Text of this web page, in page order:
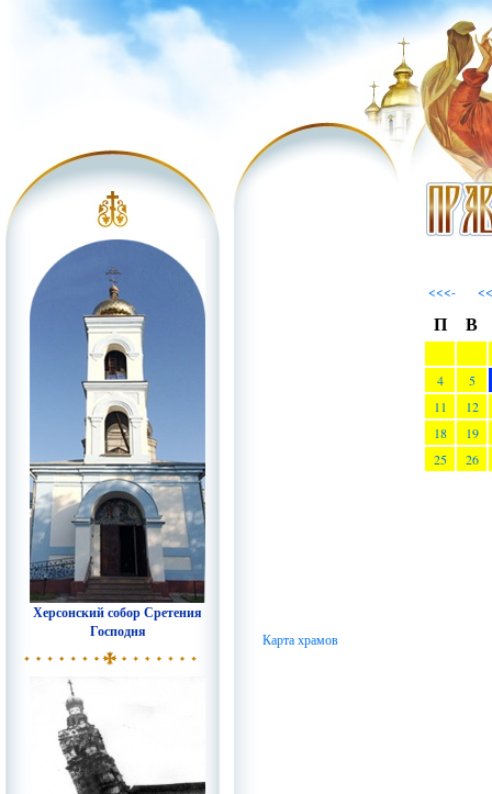
Херсонский собор Сретения
Господня
<<<- <<
П В
4
5
11
12
18
19
25
26
Карта храмов